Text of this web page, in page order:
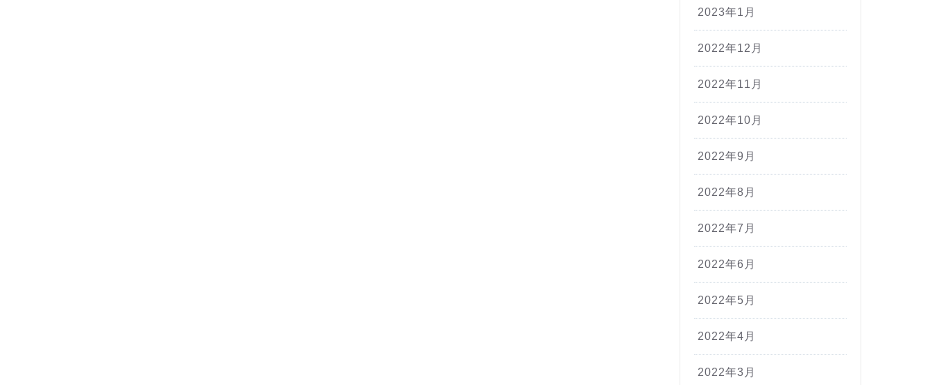
2023年1月
2022年12月
2022年11月
2022年10月
2022年9月
2022年8月
2022年7月
2022年6月
2022年5月
2022年4月
2022年3月